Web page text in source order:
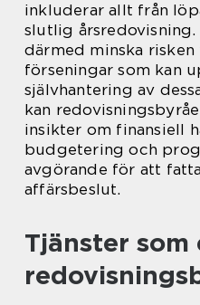
inkluderar allt från
slutlig årsredovisning.
därmed minska
förseningar som kan
självhantering av
kan
insikter om finansiell
budgetering och
avgörande för att
affärsbeslut.
Tjänster som